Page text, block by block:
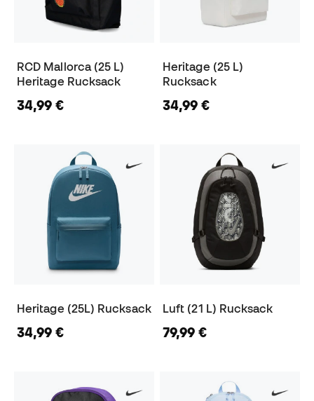
RCD Mallorca (25 L)
Heritage Rucksack
34,99 €
Heritage (25 L)
Rucksack
34,99 €
Heritage (25L) Rucksack
34,99 €
Luft (21 L) Rucksack
79,99 €